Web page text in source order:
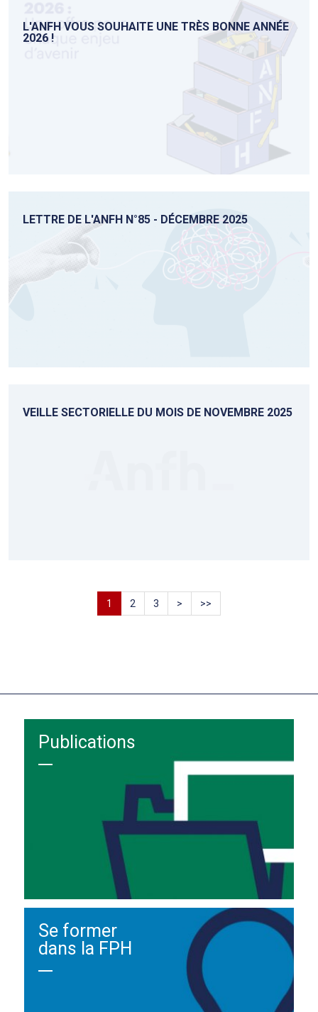
L'ANFH VOUS SOUHAITE UNE TRÈS BONNE ANNÉE
2026 !
LETTRE DE L'ANFH N°85 - DÉCEMBRE 2025
VEILLE SECTORIELLE DU MOIS DE NOVEMBRE 2025
1 2 3 > >>
Publications
Se former
dans la FPH